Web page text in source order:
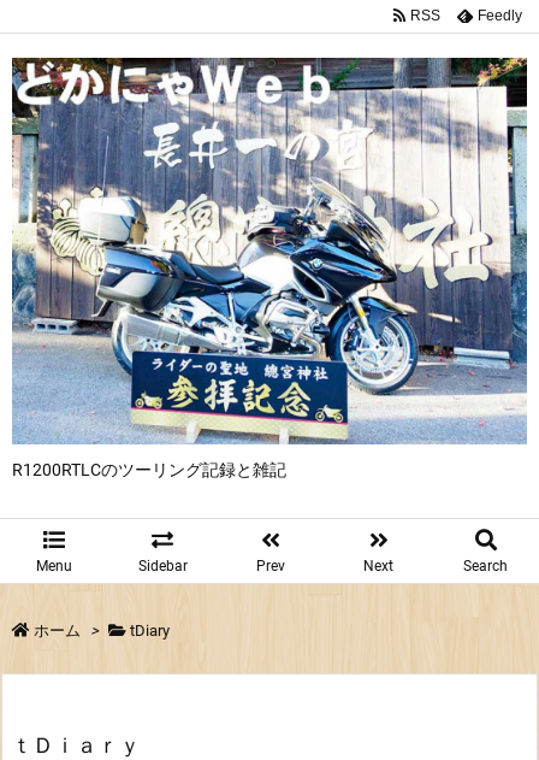
R1200RTLCのツーリング記録と雑記
Menu Sidebar Prev Next Search
RSS Feedly
ホーム > tDiary
ｔＤｉａｒｙ